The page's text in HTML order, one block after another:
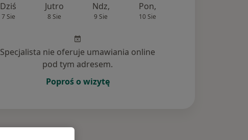
Dziś
7 Sie
Jutro
8 Sie
Ndz,
9 Sie
Pon,
10 Sie
Specjalista nie oferuje umawiania online
pod tym adresem.
Poproś o wizytę